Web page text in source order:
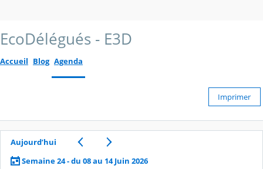
EcoDélégués - E3D
Accueil Blog Agenda
Imprimer
Aujourd’hui
Semaine 24 - du 08 au 14 Juin 2026